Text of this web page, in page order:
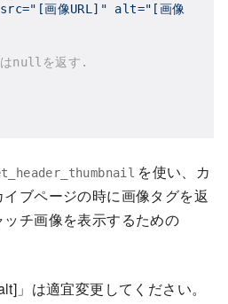
画像URL]" alt="[画像
nullを返す.
を使い、カ
ブページの時に画像タグを返
チ画像を表示するための
」は適宜変更してください。